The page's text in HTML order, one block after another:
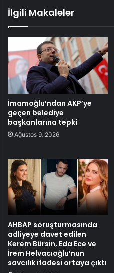
İlgili Makaleler
İmamoğlu’ndan AKP’ye
geçen belediye
başkanlarına tepki
Ağustos 9, 2026
AHBAP soruşturmasında
adliyeye davet edilen
Kerem Bürsin, Eda Ece ve
İrem Helvacıoğlu’nun
savcılık ifadesi ortaya çıktı